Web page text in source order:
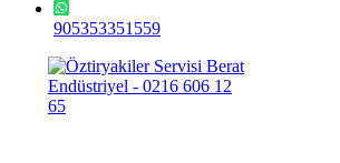
905353351559